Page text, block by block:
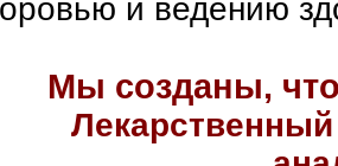
и ведению
Мы созданы,